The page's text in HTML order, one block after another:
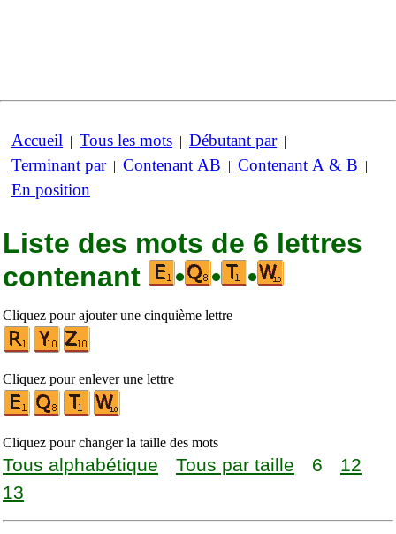
Accueil | Tous les mots | Débutant par|
Terminant par| Contenant AB | Contenant A & B |
En position
Liste des mots de 6 lettres
contenant
• • •
Cliquez pour ajouter une cinquième lettre
Cliquez pour enlever une lettre
Cliquez pour changer la taille des mots
Tous alphabétique Tous par taille 6
12
13